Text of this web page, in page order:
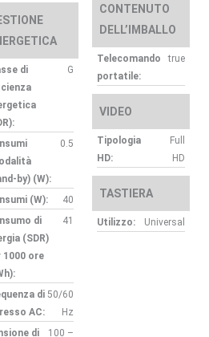
di
G
by) (W):
0.5
(W):
40
di
(SDR)
1000 ore
41
di
AC:
50/60
Hz
di
100 –
CONTENUTO
DELL’IMBALLO
Telecomando
portatile:
true
VIDEO
Tipologia
HD:
Full
HD
TASTIERA
Utilizzo: Universal